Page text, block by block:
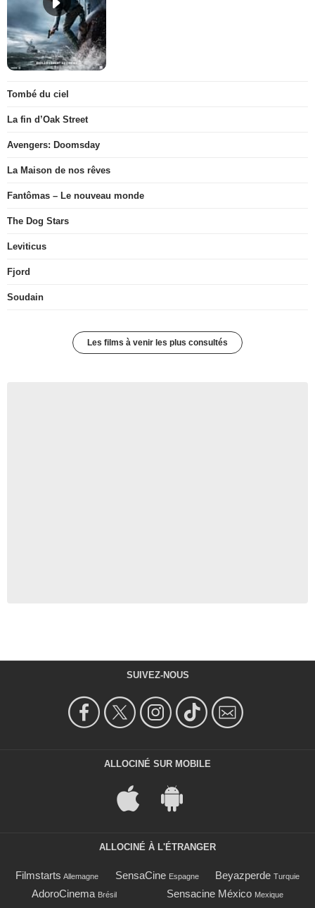
Tombé du ciel
La fin d’Oak Street
Avengers: Doomsday
La Maison de nos rêves
Fantômas – Le nouveau monde
The Dog Stars
Leviticus
Fjord
Soudain
Les films à venir les plus consultés
SUIVEZ-NOUS
ALLOCINÉ SUR MOBILE
ALLOCINÉ À L'ÉTRANGER
Filmstarts Allemagne SensaCine Espagne Beyazperde Turquie
AdoroCinema Brésil Sensacine México Mexique